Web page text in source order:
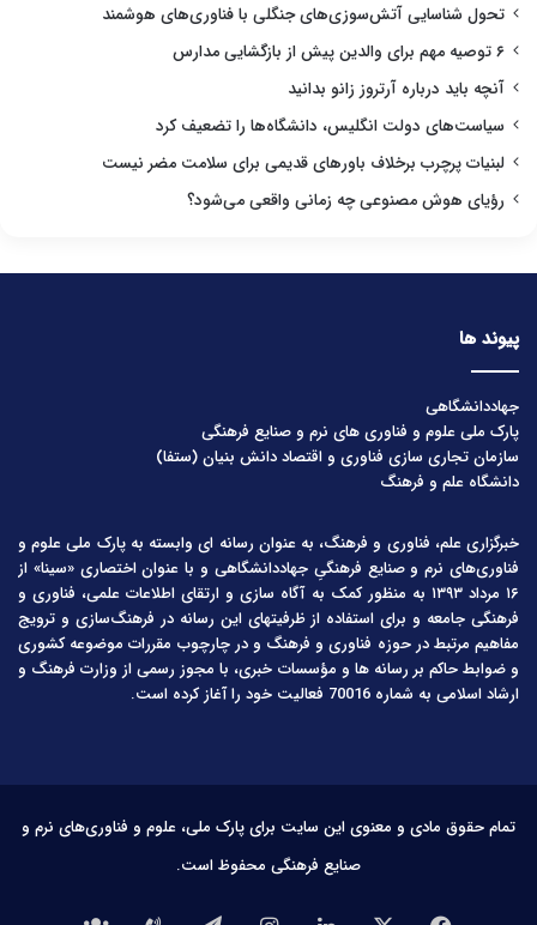
تحول شناسایی آتش‌سوزی‌های جنگلی با فناوری‌های هوشمند
۶ توصیه مهم برای والدین پیش از بازگشایی مدارس
آنچه باید درباره آرتروز زانو بدانید
سیاست‌های دولت انگلیس، دانشگاه‌ها را تضعیف کرد
لبنیات پرچرب برخلاف باورهای قدیمی برای سلامت مضر نیست
رؤیای هوش مصنوعی چه زمانی واقعی می‌شود؟
پیوند ها
جهاددانشگاهی
پارک ملی علوم و فناوری های نرم و صنایع فرهنگی
سازمان تجاری سازی فناوری و اقتصاد دانش بنیان (ستفا)
دانشگاه علم و فرهنگ
خبرگزاری علم، فناوری و فرهنگ، به عنوان رسانه ای وابسته به پارک ملی علوم و
فناوری‌های نرم و صنایع فرهنگیِ جهاددانشگاهی و با عنوان اختصاری «سینا» از
۱۶ مرداد ۱۳۹۳ به منظور کمک به آگاه سازی و ارتقای اطلاعات علمی، فناوری و
فرهنگی جامعه و برای استفاده از ظرفیتهای این رسانه در فرهنگ‌سازی و ترویج
مفاهیم مرتبط در حوزه فناوری و فرهنگ و در چارچوب مقررات موضوعه کشوری
و ضوابط حاکم بر رسانه ها و مؤسسات خبری، با مجوز رسمی از وزارت فرهنگ و
ارشاد اسلامی به شماره 70016 فعالیت خود را آغاز کرده است.
تمام حقوق مادی و معنوی این سایت برای پارک ملی، علوم و فناوری‌های نرم و
صنایع فرهنگی محفوظ است.